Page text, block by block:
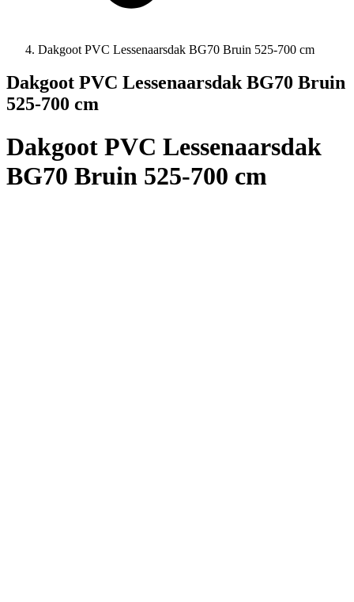
Dakgoot PVC Lessenaarsdak BG70 Bruin 525-700 cm
Dakgoot PVC Lessenaarsdak BG70 Bruin
525-700 cm
Dakgoot PVC Lessenaarsdak
BG70 Bruin 525-700 cm